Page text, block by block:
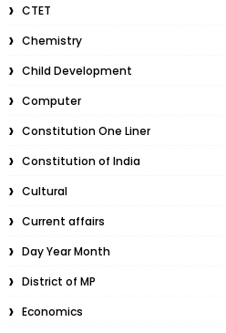
CTET
Chemistry
Child Development
Computer
Constitution One Liner
Constitution of India
Cultural
Current affairs
Day Year Month
District of MP
Economics